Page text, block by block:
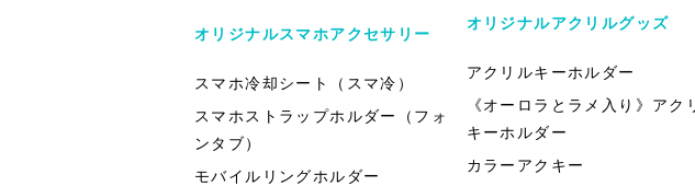
オリジナルスマホアクセサリー
スマホ冷却シート（スマ冷）
スマホストラップホルダー（フォ
ンタブ）
モバイルリングホルダー
オリジナルアクリルグッズ
アクリルキーホルダー
《オーロラとラメ入り》アク
キーホルダー
カラーアクキー